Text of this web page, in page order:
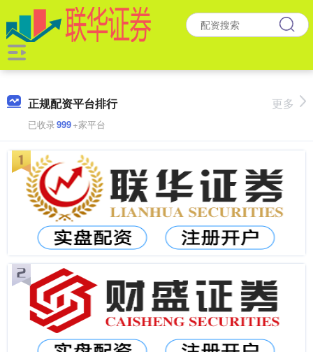
正规配资平台排行
已收录999+家平台
更多